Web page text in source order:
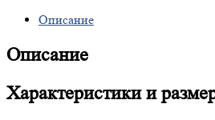
Описание
Описание
Характеристики и